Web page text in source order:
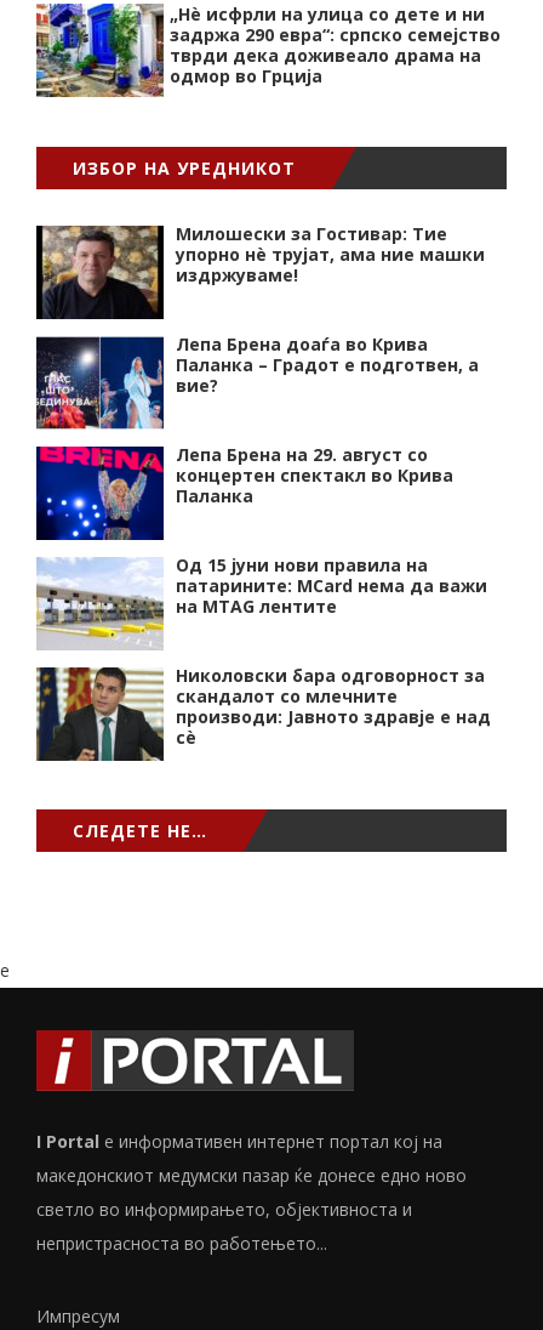
„Нѐ исфрли на улица со дете и ни
задржа 290 евра“: српско семејство
тврди дека доживеало драма на
одмор во Грција
ИЗБОР НА УРЕДНИКОТ
Милошески за Гостивар: Тие
упорно нѐ трујат, ама ние машки
издржуваме!
Лепа Брена доаѓа во Крива
Паланка – Градот е подготвен, а
вие?
Лепа Брена на 29. август со
концертен спектакл во Крива
Паланка
Од 15 јуни нови правила на
патарините: MCard нема да важи
на MTAG лентите
Николовски бара одговорност за
скандалот со млечните
производи: Јавното здравје е над
сѐ
СЛЕДЕТЕ НЕ…
e
I Portal е информативен интернет портал кој на
македонскиот медумски пазар ќе донесе едно ново
светло во информирањето, објективноста и
непристрасноста во работењето...
Импресум